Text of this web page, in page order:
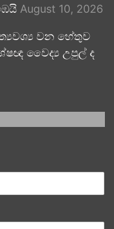
August 10, 2026
වන හේතුව
වෛද්‍ය උපුල් ද